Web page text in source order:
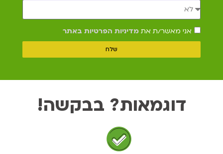
אני מאשר/ת את מדיניות הפרטיות באתר
שלח
דוגמאות? בבקשה!